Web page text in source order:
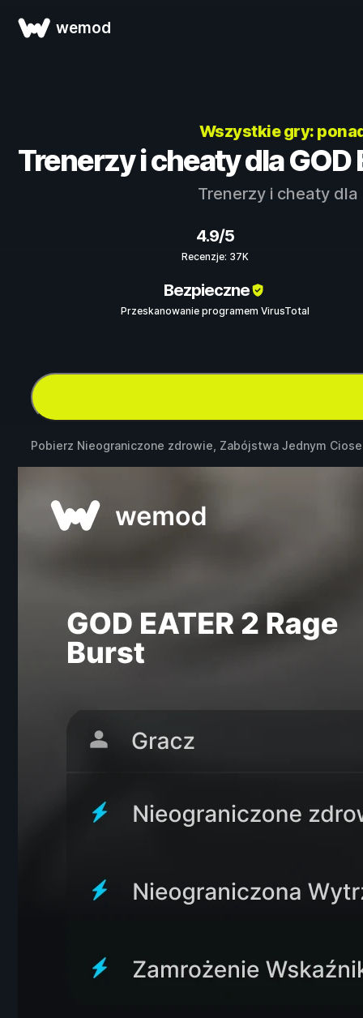
wemod
Wszystkie gry:
Trenerzy i cheaty dla GOD
Trenerzy i cheaty dla
4.9/5
Recenzje: 37K
Bezpieczne
Przeskanowanie programem VirusTotal
Pobierz Nieograniczone zdrowie, Zabójstwa Jednym